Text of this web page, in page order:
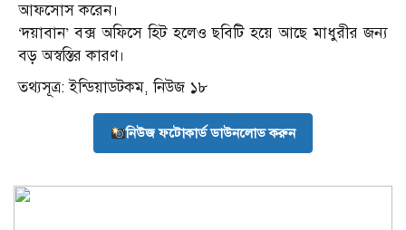
আফসোস করেন।
‘দয়াবান’ বক্স অফিসে হিট হলেও ছবিটি হয়ে আছে মাধুরীর জন্য
বড় অস্বস্তির কারণ।
তথ্যসূত্র: ইন্ডিয়াডটকম, নিউজ ১৮
নিউজ ফটোকার্ড ডাউনলোড করুন